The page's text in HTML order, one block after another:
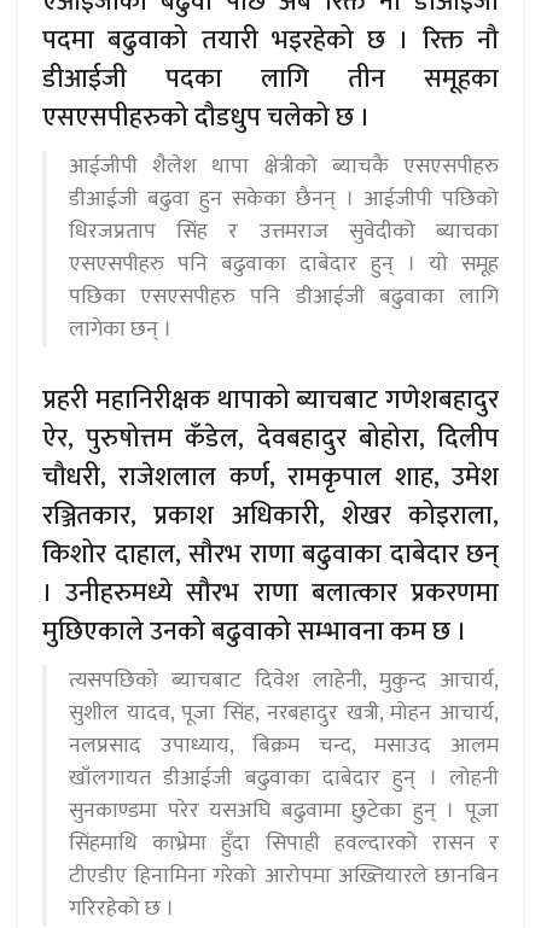
पदमा बढुवाको तयारी भइरहेको छ । रिक्त नौ
डीआईजी पदका लागि तीन समूहका
एसएसपीहरुको दौडधुप चलेको छ ।
आईजीपी शैलेश थापा क्षेत्रीको ब्याचकै एसएसपीहरु
डीआईजी बढुवा हुन सकेका छैनन् । आईजीपी पछिको
धिरजप्रताप सिंह र उत्तमराज सुवेदीको ब्याचका
एसएसपीहरु पनि बढुवाका दाबेदार हुन् । यो समूह
पछिका एसएसपीहरु पनि डीआईजी बढुवाका लागि
लागेका छन् ।
प्रहरी महानिरीक्षक थापाको ब्याचबाट गणेशबहादुर
ऐर, पुरुषोत्तम कँडेल, देवबहादुर बोहोरा, दिलीप
चौधरी, राजेशलाल कर्ण, रामकृपाल शाह, उमेश
रञ्जितकार, प्रकाश अधिकारी, शेखर कोइराला,
किशोर दाहाल, सौरभ राणा बढुवाका दाबेदार छन्
। उनीहरुमध्ये सौरभ राणा बलात्कार प्रकरणमा
मुछिएकाले उनको बढुवाको सम्भावना कम छ ।
त्यसपछिको ब्याचबाट दिवेश लाहेनी, मुकुन्द आचार्य,
सुशील यादव, पूजा सिंह, नरबहादुर खत्री, मोहन आचार्य,
नलप्रसाद उपाध्याय, बिक्रम चन्द, मसाउद आलम
खाँलगायत डीआईजी बढुवाका दाबेदार हुन् । लोहनी
सुनकाण्डमा परेर यसअघि बढुवामा छुटेका हुन् । पूजा
सिंहमाथि काभ्रेमा हुँदा सिपाही हवल्दारको रासन र
टीएडीए हिनामिना गरेको आरोपमा अख्तियारले छानबिन
गरिरहेको छ ।